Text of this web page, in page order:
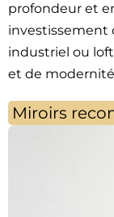
profondeur et
investissement
industriel ou
et de
Miroirs